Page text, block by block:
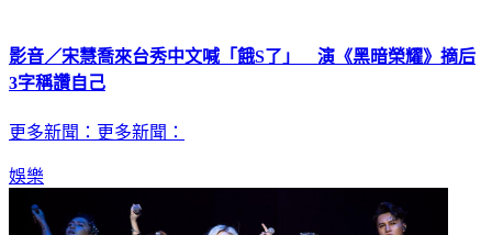
影音／宋慧喬來台秀中文喊「餓S了」 演《黑暗榮耀》摘后
3字稱讚自己
更多新聞：更多新聞：
娛樂